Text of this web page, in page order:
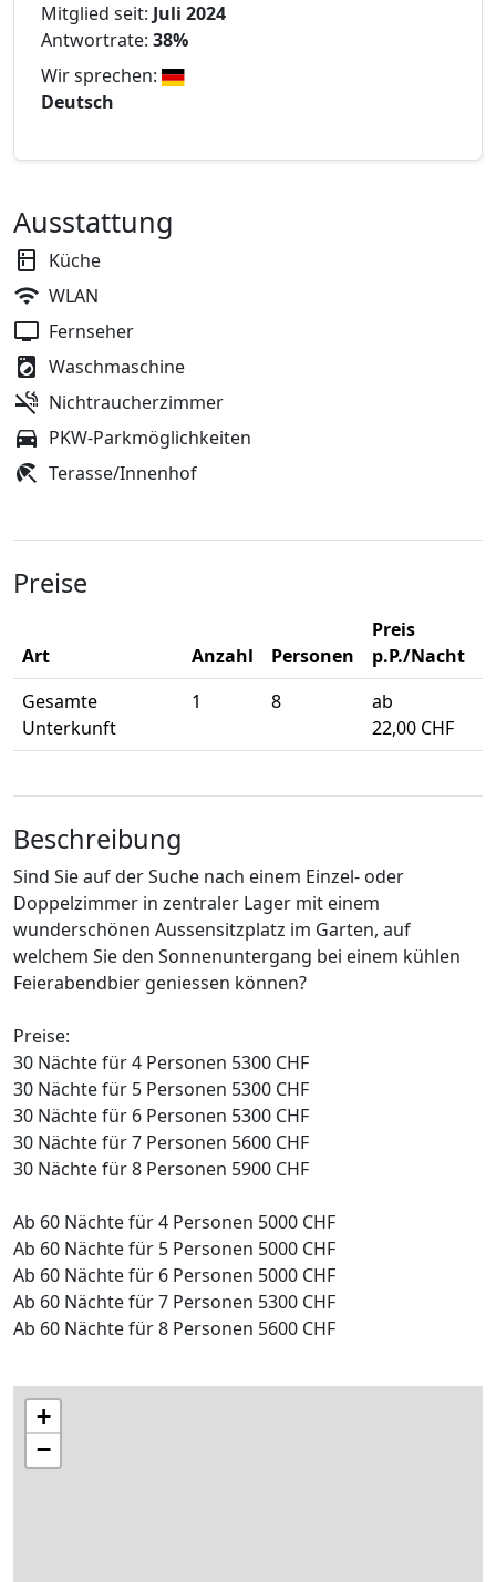
Mitglied seit: Juli 2024
Antwortrate: 38%
Wir sprechen:
Deutsch
Ausstattung
Küche
WLAN
Fernseher
Waschmaschine
Nichtraucherzimmer
PKW-Parkmöglichkeiten
Terasse/Innenhof
Preise
Art Anzahl Personen
Preis
p.P./Nacht
Gesamte
Unterkunft
1 8
ab
22,00 CHF
Beschreibung
Sind Sie auf der Suche nach einem Einzel- oder
Doppelzimmer in zentraler Lager mit einem
wunderschönen Aussensitzplatz im Garten, auf
welchem Sie den Sonnenuntergang bei einem kühlen
Feierabendbier geniessen können?
Preise:
30 Nächte für 4 Personen 5300 CHF
30 Nächte für 5 Personen 5300 CHF
30 Nächte für 6 Personen 5300 CHF
30 Nächte für 7 Personen 5600 CHF
30 Nächte für 8 Personen 5900 CHF
Ab 60 Nächte für 4 Personen 5000 CHF
Ab 60 Nächte für 5 Personen 5000 CHF
Ab 60 Nächte für 6 Personen 5000 CHF
Ab 60 Nächte für 7 Personen 5300 CHF
Ab 60 Nächte für 8 Personen 5600 CHF
+
−